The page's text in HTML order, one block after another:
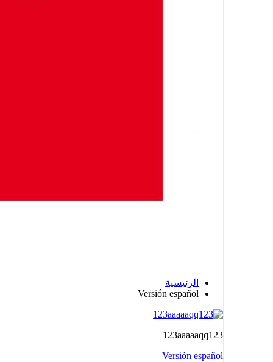
الرئيسية
Versión español
123aaaaaqq123
Versión español